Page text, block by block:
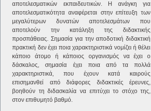
αποτελεσματικών εκπαιδευτικών. Η ανάγκη για
αποτελεσματικότητα αναφέρεται στην επίτευξη των
μεγαλύτερων δυνατών αποτελεσμάτων που
αποτελούν την κατάληξη της διδακτικής
προσπάθειας. Σημασία για την αποδοτική διδακτική
πρακτική δεν έχει ποια χαρακτηριστικά νομίζει ή θέλει
κάποιο άτομο ή κάποιος οργανισμός να έχει ο
δάσκαλος, σημασία έχει ποια από τα πολλά
χαρακτηριστικά, που έχουν κατά καιρούς
επισημανθεί από διάφορες διδακτικές έρευνες,
βοηθούν τη διδασκαλία να επιτύχει το στόχο της,
στον επιθυμητό βαθμό.